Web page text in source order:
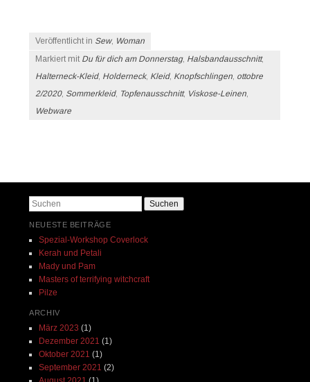
Veröffentlicht in Sew, Woman
Markiert mit Du für dich am Donnerstag, Halsbandausschnitt,
Halterneck-Kleid, Holderneck, Kleid, Knopfschlingen ottobre
2/2020, Sommerkleid, Topfenausschnitt, Viskose-Leinen
Webware
Suchen
NEUESTE BEITRÄGE
Spezial-Workshop Coverlock
Kerah und Petali
Mady und Pam
Masters of terrifying witchcraft
Pilze
ARCHIV
März 2023 (1)
Dezember 2021 (1)
Oktober 2021 (1)
September 2021 (2)